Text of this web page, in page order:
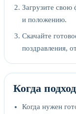
Загрузите свою
и положению.
Скачайте
поздравления,
Когда
Когда нужен